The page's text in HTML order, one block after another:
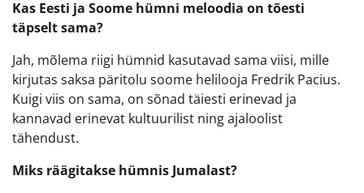
Kas Eesti ja Soome hümni meloodia on tõesti
täpselt sama?
Jah, mõlema riigi hümnid kasutavad sama viisi, mille
kirjutas saksa päritolu soome helilooja Fredrik Pacius.
Kuigi viis on sama, on sõnad täiesti erinevad ja
kannavad erinevat kultuurilist ning ajaloolist
tähendust.
Miks räägitakse hümnis Jumalast?